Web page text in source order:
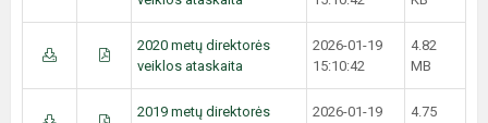
2020 metų direktorės
veiklos ataskaita
2026-01-19
15:10:42
4.82
MB
2019 metų direktorės
2026-01-19
4.75